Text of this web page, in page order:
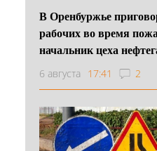
В Оренбуржье
рабочих во время
начальник цеха
6 августа 17:41 2